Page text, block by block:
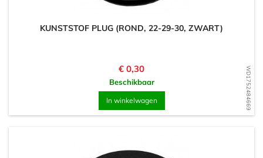
WD1752484669
KUNSTSTOF PLUG (ROND, 22-29-30, ZWART)
Prijs
€ 0,30
Beschikbaar
In winkelwagen